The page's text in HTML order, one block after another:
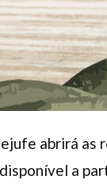
abrirá as
a